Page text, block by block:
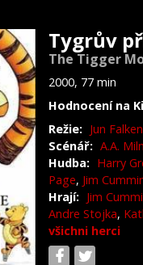
Tygrův
The Tigger
2000, 77 min
Hodnocení na
Režie: Jun
Scénář: A.A.
Hudba: Harry
Page, Jim
Hrají: Jim
Andre Stojka,
všichni herci